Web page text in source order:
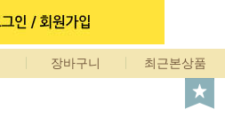
장바구니 최근본상품